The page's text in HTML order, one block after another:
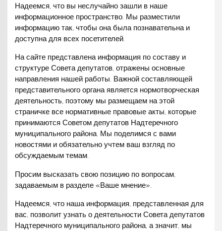
Надеемся, что вы неслучайно зашли в наше
информационное пространство. Мы разместили
информацию так, чтобы она была познавательна и
доступна для всех посетителей.
На сайте представлена информация по составу и
структуре Совета депутатов, отражены основные
направления нашей работы. Важной составляющей
представительного органа является нормотворческая
деятельность, поэтому мы размещаем на этой
страничке все нормативные правовые акты, которые
принимаются Советом депутатов Надтеречного
муниципального района. Мы поделимся с вами
новостями и обязательно учтем ваш взгляд по
обсуждаемым темам.
Просим высказать свою позицию по вопросам,
задаваемым в разделе «Ваше мнение».
Надеемся, что наша информация, представленная для
вас, позволит узнать о деятельности Совета депутатов
Надтеречного муниципального района, а значит, мы